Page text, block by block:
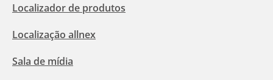
Localizador de produtos
Localização allnex
Sala de mídia